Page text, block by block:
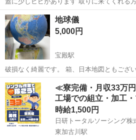
兵庫 加古川市 尾上の松駅
地球儀
5,000円
宝殿駅
破損なく綺麗です。 箱、日本地図ともござ
ゼントにいかがですか？ 受け渡しは相生市
兵庫 加古川市 宝殿駅 その他
≪寮完備・月収33万
工場での組立・加工
時給1,500円
日研トータルソーシング株
東加古川駅